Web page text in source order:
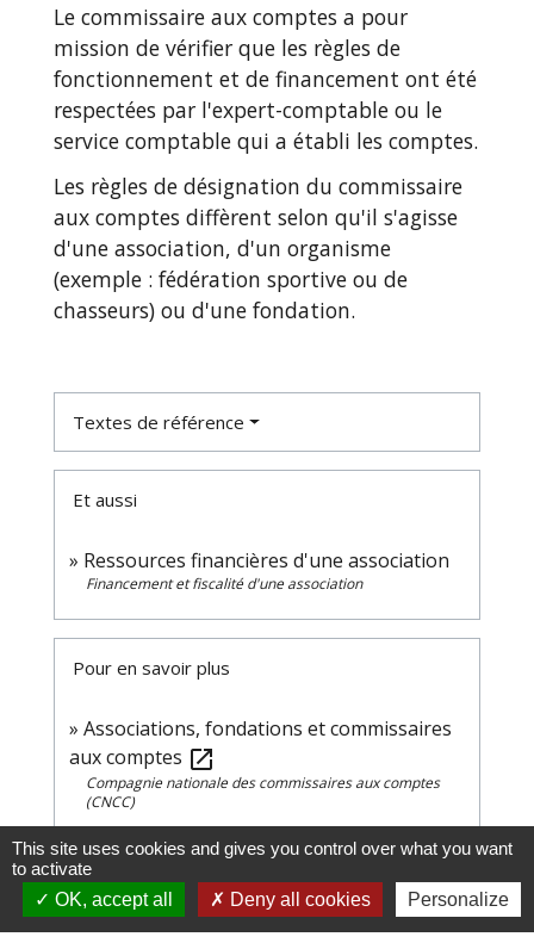
Le commissaire aux comptes a pour
mission de vérifier que les règles de
fonctionnement et de financement ont été
respectées par l'expert-comptable ou le
service comptable qui a établi les comptes.
Les règles de désignation du commissaire
aux comptes diffèrent selon qu'il s'agisse
d'une association, d'un organisme
(exemple : fédération sportive ou de
chasseurs) ou d'une fondation.
Textes de référence
Et aussi
Ressources financières d'une association
Financement et fiscalité d'une association
Pour en savoir plus
Associations, fondations et commissaires
aux comptes open_in_new
Compagnie nationale des commissaires aux comptes
(CNCC)
This site uses cookies and gives you control over what you want
to activate
OK, accept all
Deny all cookies Personalize